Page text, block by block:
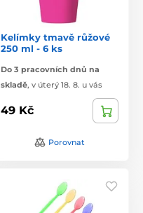
Kelímky tmavě růžové
250 ml - 6 ks
Do 3 pracovních dnů na
skladě, v úterý 18. 8. u vás
49 Kč
Porovnat